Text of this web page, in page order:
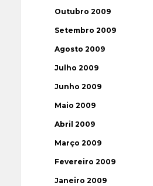
Outubro 2009
Setembro 2009
Agosto 2009
Julho 2009
Junho 2009
Maio 2009
Abril 2009
Março 2009
Fevereiro 2009
Janeiro 2009